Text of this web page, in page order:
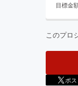
目標金
このプロ
ポス